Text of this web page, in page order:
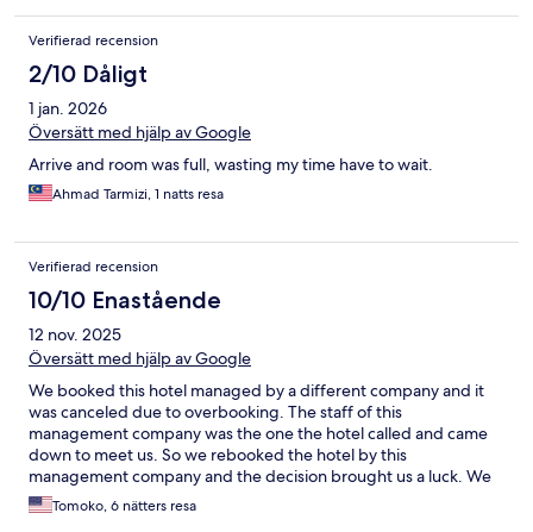
Verifierad recension
2/10 Dåligt
1 jan. 2026
Översätt med hjälp av Google
Arrive and room was full, wasting my time have to wait.
Ahmad Tarmizi, 1 natts resa
Verifierad recension
10/10 Enastående
12 nov. 2025
Översätt med hjälp av Google
We booked this hotel managed by a different company and it
was canceled due to overbooking. The staff of this
management company was the one the hotel called and came
down to meet us. So we rebooked the hotel by this
management company and the decision brought us a luck. We
do recommend to book this hotel by ARMAN,this management
company. After we booked, they took care of us great: They
Tomoko, 6 nätters resa